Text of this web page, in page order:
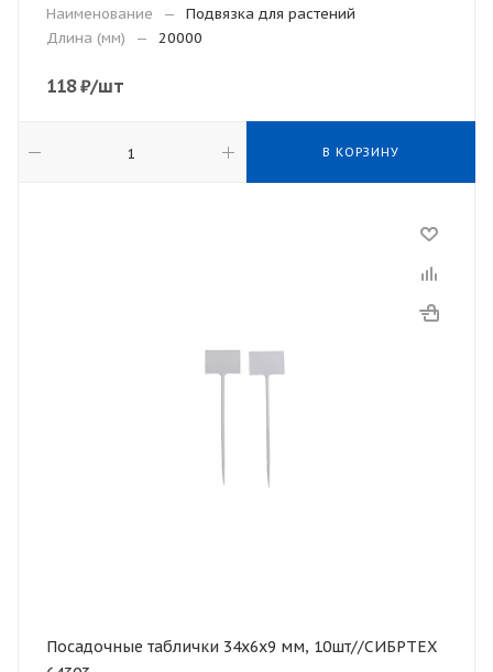
Наименование
—
Подвязка для растений
Длина (мм)
— 20000
118₽/шт
В КОРЗИНУ
Посадочные таблички 34х6х9 мм, 10шт//СИБРТЕХ